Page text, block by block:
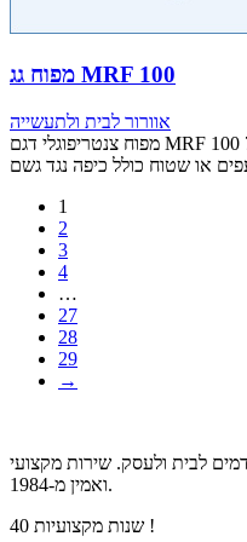
מפוח גג MRF 100
אוורור לבית ולתעשייה
מפוח צנטריפוגלי דגם MRF 100 מנוע 74W, ספיקת אויר 318 מק”שונטה
1
2
3
4
…
27
28
29
→
לבית ולעסק. שירות מקצועי
ואמין מ-1984.
40 שנות מקצועיות !